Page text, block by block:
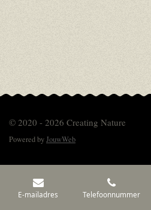
© 2020 - 2026 Creating Nature
Powered byJouwWeb
E-mailadres Telefoonnummer